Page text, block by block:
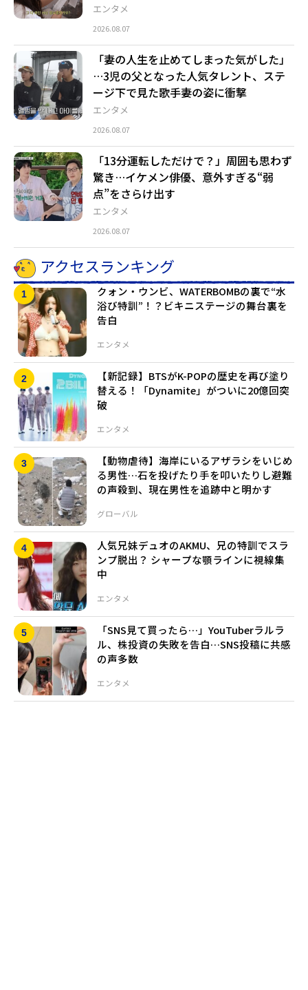
エンタメ
2026.08.07
エンタメ
「妻の人生を止めてしまった気がした」
…3児の父となった人気タレント、ステ
ージ下で見た歌手妻の姿に衝撃
2026.08.07
エンタメ
「13分運転しただけで？」周囲も思わず
驚き…イケメン俳優、意外すぎる“弱
点”をさらけ出す
2026.08.07
アクセスランキング
エンタメ
クォン・ウンビ、WATERBOMBの裏で“水
浴び特訓”！？ビキニステージの舞台裏を
告白
エンタメ
【新記録】BTSがK-POPの歴史を再び塗り
替える！「Dynamite」がついに20億回突
破
グローバル
【動物虐待】海岸にいるアザラシをいじめ
る男性…石を投げたり手を叩いたりし避難
の声殺到、現在男性を追跡中と明かす
エンタメ
人気兄妹デュオのAKMU、兄の特訓でスラ
ンプ脱出？ シャープな顎ラインに視線集
中
エンタメ
「SNS見て買ったら…」YouTuberラルラ
ル、株投資の失敗を告白…SNS投稿に共感
の声多数